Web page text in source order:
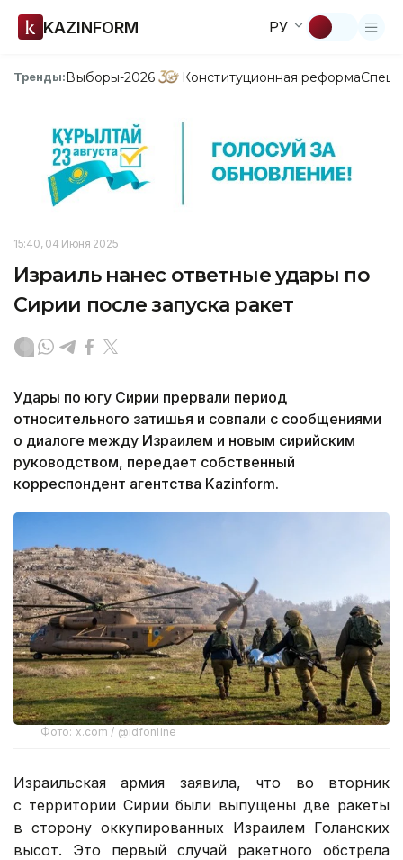
KAZINFORM РУ
Тренды:Выборы-2026 Конституционная реформа
15:40, 04 Июня 2025
Израиль нанес ответные удары по
Сирии после запуска ракет
Удары по югу Сирии прервали период
относительного затишья и совпали с сообщениями
о диалоге между Израилем и новым сирийским
руководством, передает собственный
корреспондент агентства Kazinform.
Фото: x.com / @idfonline
Израильская армия заявила, что во вторник
с территории Сирии были выпущены две ракеты
в сторону оккупированных Израилем Голанских
высот. Это первый случай ракетного обстрела